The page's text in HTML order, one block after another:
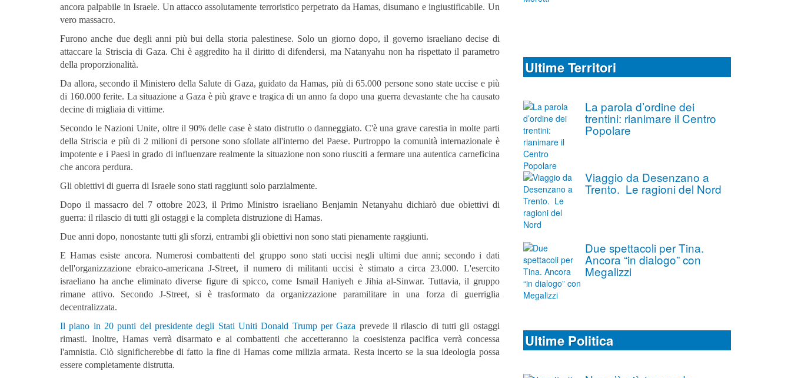
ancora palpabile in Israele. Un attacco assolutamente terroristico perpetrato da Hamas, disumano e ingiustificabile. Un
vero massacro.
Furono anche due degli anni più bui della storia palestinese. Solo un giorno dopo, il governo israeliano decise di
attaccare la Striscia di Gaza. Chi è aggredito ha il diritto di difendersi, ma Natanyahu non ha rispettato il parametro
della proporzionalità.
Da allora, secondo il Ministero della Salute di Gaza, guidato da Hamas, più di 65.000 persone sono state uccise e più
di 160.000 ferite. La situazione a Gaza è più grave e tragica di un anno fa dopo una guerra devastante che ha causato
decine di migliaia di vittime.
Secondo le Nazioni Unite, oltre il 90% delle case è stato distrutto o danneggiato. C'è una grave carestia in molte parti
della Striscia e più di 2 milioni di persone sono sfollate all'interno del Paese. Purtroppo la comunità internazionale è
impotente e i Paesi in grado di influenzare realmente la situazione non sono riusciti a fermare una autentica carneficina
che ancora perdura.
Gli obiettivi di guerra di Israele sono stati raggiunti solo parzialmente.
Dopo il massacro del 7 ottobre 2023, il Primo Ministro israeliano Benjamin Netanyahu dichiarò due obiettivi di
guerra: il rilascio di tutti gli ostaggi e la completa distruzione di Hamas.
Due anni dopo, nonostante tutti gli sforzi, entrambi gli obiettivi non sono stati pienamente raggiunti.
E Hamas esiste ancora. Numerosi combattenti del gruppo sono stati uccisi negli ultimi due anni; secondo i dati
dell'organizzazione ebraico-americana J-Street, il numero di militanti uccisi è stimato a circa 23.000. L'esercito
israeliano ha anche eliminato diverse figure di spicco, come Ismail Haniyeh e Jihia al-Sinwar. Tuttavia, il gruppo
rimane attivo. Secondo J-Street, si è trasformato da organizzazione paramilitare in una forza di guerriglia
decentralizzata.
Il piano in 20 punti del presidente degli Stati Uniti Donald Trump per Gaza prevede il rilascio di tutti gli ostaggi
rimasti. Inoltre, Hamas verrà disarmato e ai combattenti che accetteranno la coesistenza pacifica verrà concessa
l'amnistia. Ciò significherebbe di fatto la fine di Hamas come milizia armata. Resta incerto se la sua ideologia possa
essere completamente distrutta.
Ultime Territori
La parola d’ordine dei
trentini: rianimare il Centro
Popolare
Viaggio da Desenzano a
Trento. Le ragioni del Nord
Due spettacoli per Tina.
Ancora “in dialogo” con
Megalizzi
Ultime Politica